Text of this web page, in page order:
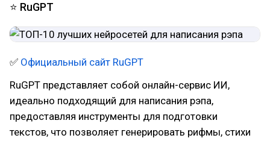
⭐ RuGPT
✅ Официальный сайт RuGPT
RuGPT представляет собой онлайн-сервис ИИ,
идеально подходящий для написания рэпа,
предоставляя инструменты для подготовки
текстов, что позволяет генерировать рифмы, стихи